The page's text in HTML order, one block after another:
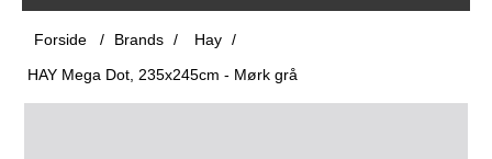
Forside / Brands / Hay /
HAY Mega Dot, 235x245cm - Mørk grå